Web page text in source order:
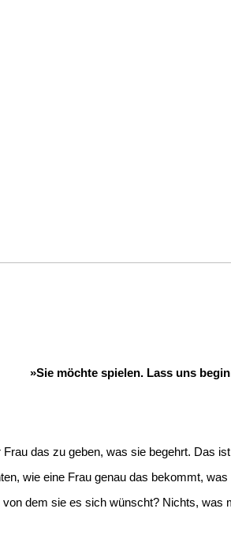
»Sie möchte spielen. Lass uns
Frau das zu geben, was sie begehrt. Das
wie eine Frau genau das bekommt,
dem sie es sich wünscht? Nichts, was